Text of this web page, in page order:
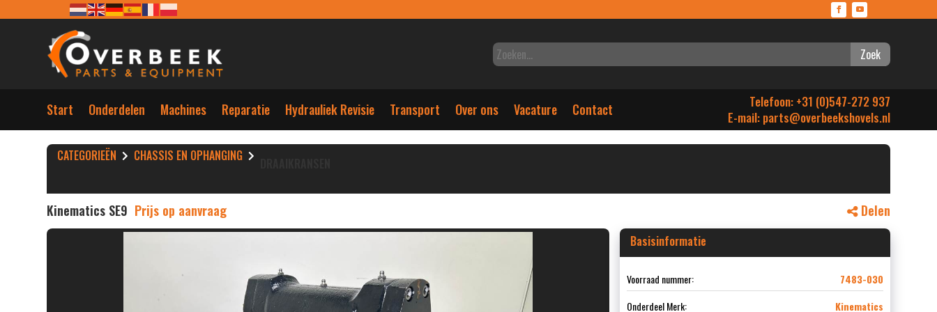
Zoek
Start Onderdelen Machines Reparatie Hydrauliek Revisie Transport Over ons Vacature Contact
Telefoon: +31 (0)547-272 937
E-mail: parts@overbeekshovels.nl
CATEGORIEËN CHASSIS EN OPHANGING
Kinematics SE9 Prijs op aanvraag Delen
Basisinformatie
Voorraad nummer:
7483-030
Onderdeel Merk:
Kinematics